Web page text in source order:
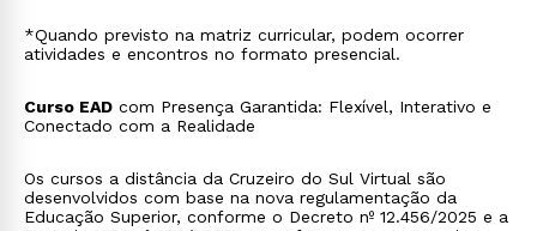
*Quando previsto na matriz curricular, podem ocorrer
atividades e encontros no formato presencial.
Curso EAD com Presença Garantida: Flexível, Interativo e
Conectado com a Realidade
Os cursos a distância da Cruzeiro do Sul Virtual são
desenvolvidos com base na nova regulamentação da
Educação Superior, conforme o Decreto nº 12.456/2025 e a